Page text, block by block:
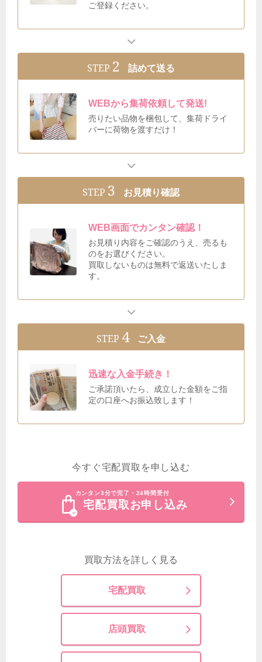
ご登録ください。
STEP 2 詰めて送る
WEBから集荷依頼して発送!
売りたい品物を梱包して、集荷ドライ
バーに荷物を渡すだけ！
STEP 3 お見積り確認
WEB画面でカンタン確認！
お見積り内容をご確認のうえ、売るも
のをお選びください。
買取しないものは無料で返送いたしま
す。
STEP 4 ご入金
迅速な入金手続き！
ご承諾頂いたら、成立した金額をご指
定の口座へお振込致します！
今すぐ宅配買取を申し込む
カンタン3分で完了・24時間受付
宅配買取お申し込み
買取方法を詳しく見る
宅配買取
店頭買取